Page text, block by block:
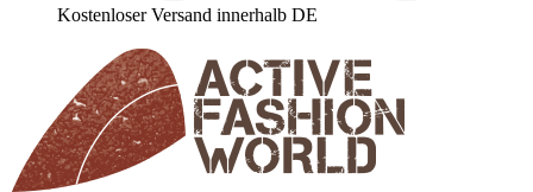
Kostenloser Versand innerhalb DE